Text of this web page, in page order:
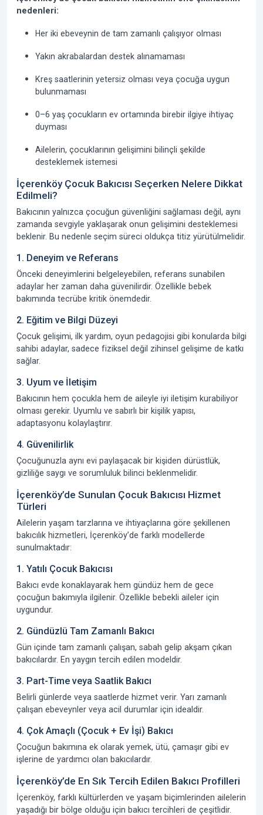
nedenleri:
Her iki ebeveynin de tam zamanlı çalışıyor olması
Yakın akrabalardan destek alınamaması
Kreş saatlerinin yetersiz olması veya çocuğa uygun
bulunmaması
0–6 yaş çocukların ev ortamında birebir ilgiye ihtiyaç
duyması
Ailelerin, çocuklarının gelişimini bilinçli şekilde
desteklemek istemesi
İçerenköy Çocuk Bakıcısı Seçerken Nelere Dikkat
Edilmeli?
Bakıcının yalnızca çocuğun güvenliğini sağlaması değil, aynı
zamanda sevgiyle yaklaşarak onun gelişimini desteklemesi
beklenir. Bu nedenle seçim süreci oldukça titiz yürütülmelidir.
1. Deneyim ve Referans
Önceki deneyimlerini belgeleyebilen, referans sunabilen
adaylar her zaman daha güvenilirdir. Özellikle bebek
bakımında tecrübe kritik önemdedir.
2. Eğitim ve Bilgi Düzeyi
Çocuk gelişimi, ilk yardım, oyun pedagojisi gibi konularda bilgi
sahibi adaylar, sadece fiziksel değil zihinsel gelişime de katkı
sağlar.
3. Uyum ve İletişim
Bakıcının hem çocukla hem de aileyle iyi iletişim kurabiliyor
olması gerekir. Uyumlu ve sabırlı bir kişilik yapısı,
adaptasyonu kolaylaştırır.
4. Güvenilirlik
Çocuğunuzla aynı evi paylaşacak bir kişiden dürüstlük,
gizliliğe saygı ve sorumluluk bilinci beklenmelidir.
İçerenköy’de Sunulan Çocuk Bakıcısı Hizmet
Türleri
Ailelerin yaşam tarzlarına ve ihtiyaçlarına göre şekillenen
bakıcılık hizmetleri, İçerenköy’de farklı modellerde
sunulmaktadır:
1. Yatılı Çocuk Bakıcısı
Bakıcı evde konaklayarak hem gündüz hem de gece
çocuğun bakımıyla ilgilenir. Özellikle bebekli aileler için
uygundur.
2. Gündüzlü Tam Zamanlı Bakıcı
Gün içinde tam zamanlı çalışan, sabah gelip akşam çıkan
bakıcılardır. En yaygın tercih edilen modeldir.
3. Part-Time veya Saatlik Bakıcı
Belirli günlerde veya saatlerde hizmet verir. Yarı zamanlı
çalışan ebeveynler veya acil durumlar için idealdir.
4. Çok Amaçlı (Çocuk + Ev İşi) Bakıcı
Çocuğun bakımına ek olarak yemek, ütü, çamaşır gibi ev
işlerine de yardımcı olan bakıcılardır.
İçerenköy’de En Sık Tercih Edilen Bakıcı Profilleri
İçerenköy, farklı kültürlerden ve yaşam biçimlerinden ailelerin
yaşadığı bir bölge olduğu için bakıcı tercihleri de çeşitlidir.